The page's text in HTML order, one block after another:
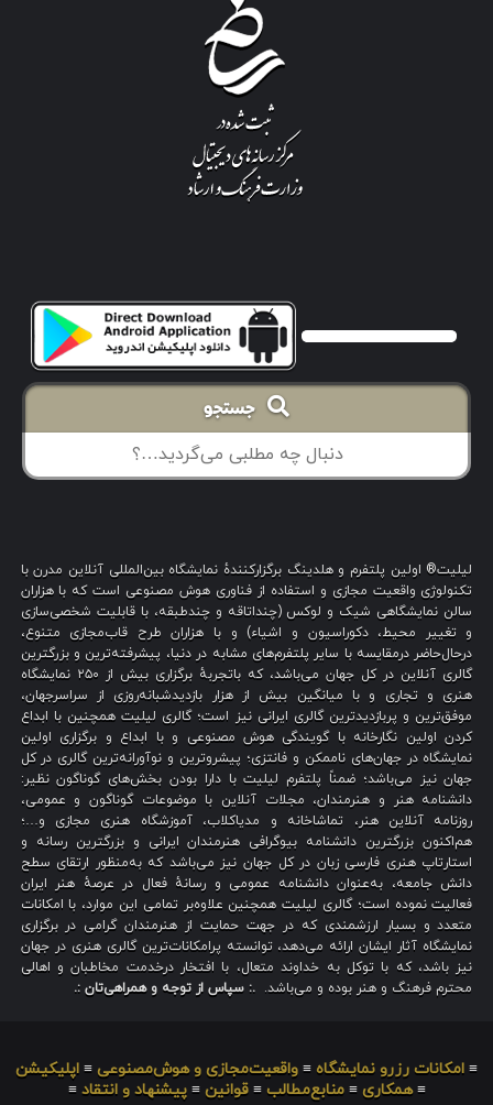
جستجو
لیلیت® اولین پلتفرم و هلدینگ برگزارکنندهٔ نمایشگاه بین‌المللی آنلاین مدرن با
تکنولوژی واقعیت مجازی و استفاده از فناوری هوش مصنوعی است که با هزاران
سالن نمایشگاهی شیک و لوکس (چنداتاقه و چندطبقه، با قابلیت شخصی‌سازی
و تغییر محیط، دکوراسیون و اشیاء) و با هزاران طرح قاب‌مجازی متنوع،
درحال‌حاضر درمقایسه با سایر پلتفرم‌های مشابه در دنیا، پیشرفته‌ترین و بزرگترین
گالری آنلاین در کل جهان می‌باشد، که باتجربهٔ برگزاری بیش از ۲۵۰ نمایشگاه
هنری و تجاری و با میانگین بیش از هزار بازدیدشبانه‌روزی از سراسرجهان،
موفق‌ترین و پربازدیدترین گالری ایرانی نیز است؛ گالری لیلیت همچنین با ابداع
کردن اولین نگارخانه با گویندگی هوش مصنوعی و با ابداع و برگزاری اولین
نمایشگاه در جهان‌های ناممکن و فانتزی؛ پیشروترین و نوآورانه‌ترین گالری در کل
جهان نیز می‌باشد؛ ضمناً پلتفرم لیلیت با دارا بودن بخش‌های گوناگون نظیر:
دانشنامه هنر و هنرمندان، مجلات آنلاین با موضوعات گوناگون و عمومی،
روزنامه آنلاین هنر، تماشاخانه و مدیاکلاب، آموزشگاه هنری مجازی و…؛
هم‌اکنون بزرگترین دانشنامه بیوگرافی هنرمندان ایرانی و بزرگترین رسانه و
استارتاپ هنری فارسی زبان در کل جهان نیز می‌باشد که به‌منظور ارتقای سطح
دانش جامعه، به‌عنوان دانشنامه عمومی و رسانهٔ فعال در عرصهٔ هنر ایران
فعالیت نموده است؛ گالری لیلیت همچنین علاوه‌بر تمامی این موارد، با امکانات
متعدد و بسیار ارزشمندی که در جهت حمایت از هنرمندان گرامی در برگزاری
نمایشگاه آثار ایشان ارائه می‌دهد، توانسته پرامکانات‌ترین گالری هنری در جهان
نیز باشد، که با توکل به خداوند متعال، با افتخار درخدمت مخاطبان و اهالی
محترم فرهنگ و هنر بوده و می‌باشد. .: سپاس از توجه و همراهی‌تان :.
≡ امکانات رزرو نمایشگاه ≡ واقعیت‌مجازی و هوش‌مصنوعی ≡ اپلیکیشن
≡همکاری ≡منابع‌مطالب ≡قوانین ≡پیشنهاد و انتقاد ≡